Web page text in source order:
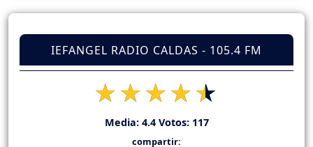
IEFANGEL RADIO CALDAS - 105.4 FM
Media: 4.4Votos: 117
compartir: